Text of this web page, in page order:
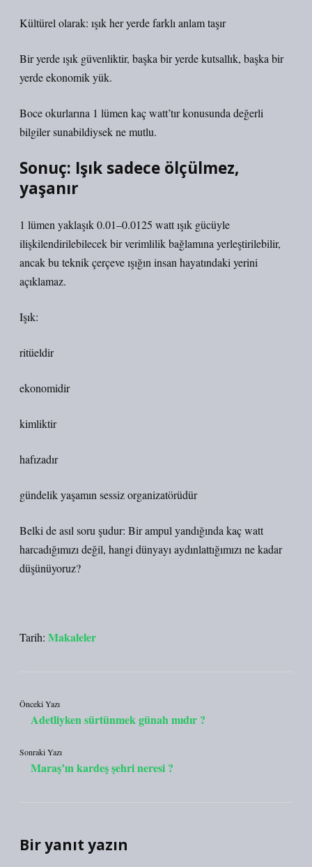
Kültürel olarak: ışık her yerde farklı anlam taşır
Bir yerde ışık güvenliktir, başka bir yerde kutsallık, başka bir
yerde ekonomik yük.
Boce okurlarına 1 lümen kaç watt’tır konusunda değerli
bilgiler sunabildiysek ne mutlu.
Sonuç: Işık sadece ölçülmez,
yaşanır
1 lümen yaklaşık 0.01–0.0125 watt ışık gücüyle
ilişkilendirilebilecek bir verimlilik bağlamına yerleştirilebilir,
ancak bu teknik çerçeve ışığın insan hayatındaki yerini
açıklamaz.
Işık:
ritüeldir
ekonomidir
kimliktir
hafızadır
gündelik yaşamın sessiz organizatörüdür
Belki de asıl soru şudur: Bir ampul yandığında kaç watt
harcadığımızı değil, hangi dünyayı aydınlattığımızı ne kadar
düşünüyoruz?
Tarih: Makaleler
Önceki Yazı
Adetliyken sürtünmek günah mıdır ?
Sonraki Yazı
Maraş’ın kardeş şehri neresi ?
Bir yanıt yazın